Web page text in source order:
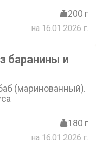
200 г
на 16.01.2026 г.
баранины и
(маринованный).
180 г
на 16.01.2026 г.